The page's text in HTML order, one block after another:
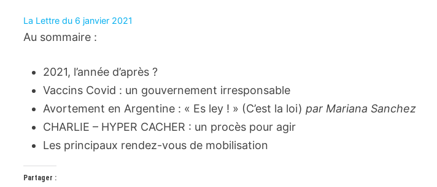
La Lettre du 6 janvier 2021
Au sommaire :
2021, l’année d’après ?
Vaccins Covid : un gouvernement irresponsable
Avortement en Argentine : « Es ley ! » (C’est la loi)par Mariana Sanchez
CHARLIE – HYPER CACHER : un procès pour agir
Les principaux rendez-vous de mobilisation
Partager :